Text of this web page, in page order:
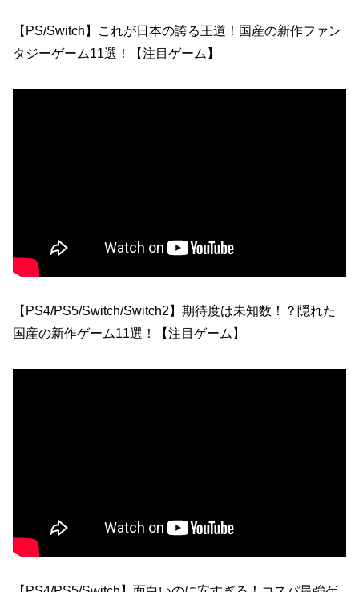
【PS/Switch】これが日本の誇る王道！国産の新作ファン
タジーゲーム11選！【注目ゲーム】
【PS4/PS5/Switch/Switch2】期待度は未知数！？隠れた
国産の新作ゲーム11選！【注目ゲーム】